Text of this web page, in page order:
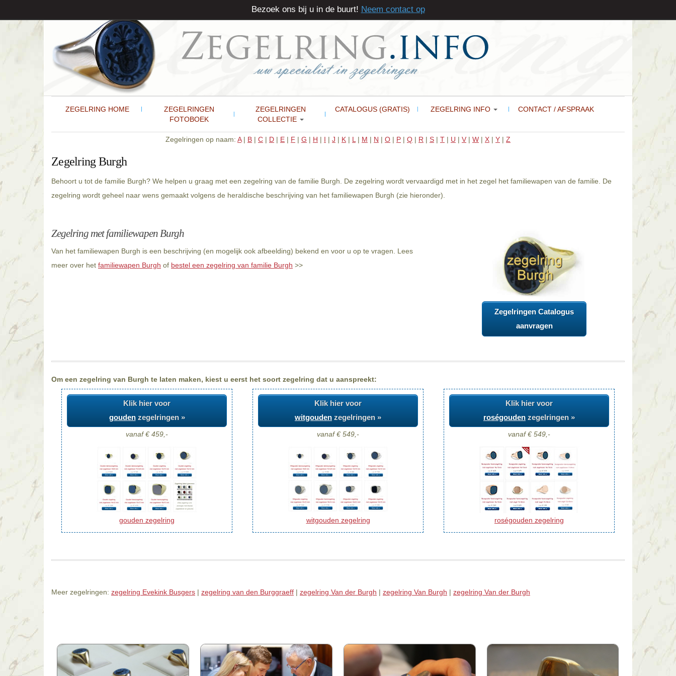
ZEGELRING HOME
ZEGELRINGEN
FOTOBOEK
ZEGELRINGEN
COLLECTIE
CATALOGUS (GRATIS) ZEGELRING INFO CONTACT / AFSPRAAK
Zegelringen op naam: A| B | C | D | E | F | G | H | I | J | K | L | M | N | O | P | Q | R | S | T | U | V | W | X | Y | Z
Zegelring Burgh
Behoort u tot de familie Burgh? We helpen u graag met een zegelring van de familie Burgh. De zegelring wordt vervaardigd met in het zegel het familiewapen van de familie. De
zegelring wordt geheel naar wens gemaakt volgens de heraldische beschrijving van het familiewapen Burgh (zie hieronder).
Zegelring met familiewapen Burgh
Van het familiewapen Burgh is een beschrijving (en mogelijk ook afbeelding) bekend en voor u op te vragen. Lees
meer over het familiewapen Burgh of bestel een zegelring van familie Burgh >>
Zegelringen Catalogus
aanvragen
Om een zegelring van Burgh te laten maken, kiest u eerst het soort zegelring dat u aanspreekt:
Klik hier voor
goudenzegelringen »
vanaf € 459,-
gouden zegelring
Klik hier voor
witgouden zegelringen »
vanaf € 549,-
witgouden zegelring
Klik hier voor
roségouden zegelringen »
vanaf € 549,-
roségouden zegelring
Meer zegelringen: zegelring Evekink Busgers | zegelring van den Burggraeff | zegelring Van der Burgh | zegelring Van Burgh | zegelring Van der Burgh
Bezoek ons bij u in de buurt! Neem contact op